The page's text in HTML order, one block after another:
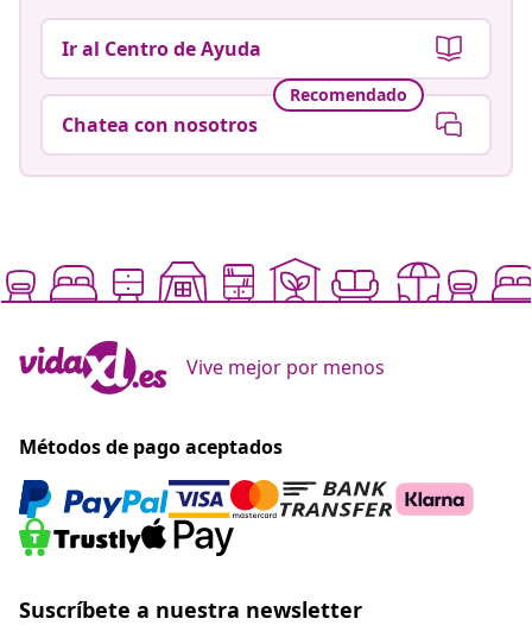
Ir al Centro de Ayuda
Recomendado
Chatea con nosotros
Vive mejor por menos
Métodos de pago aceptados
Suscríbete a nuestra newsletter